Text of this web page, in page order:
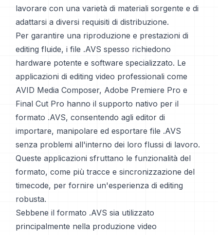
lavorare con una varietà di materiali sorgente e di
adattarsi a diversi requisiti di distribuzione.
Per garantire una riproduzione e prestazioni di
editing fluide, i file .AVS spesso richiedono
hardware potente e software specializzato. Le
applicazioni di editing video professionali come
AVID Media Composer, Adobe Premiere Pro e
Final Cut Pro hanno il supporto nativo per il
formato .AVS, consentendo agli editor di
importare, manipolare ed esportare file .AVS
senza problemi all'interno dei loro flussi di lavoro.
Queste applicazioni sfruttano le funzionalità del
formato, come più tracce e sincronizzazione del
timecode, per fornire un'esperienza di editing
robusta.
Sebbene il formato .AVS sia utilizzato
principalmente nella produzione video